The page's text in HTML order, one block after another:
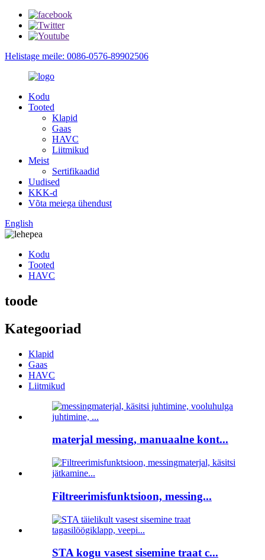
Helistage meile: 0086-0576-89902506
Kodu
Tooted
Klapid
Gaas
HAVC
Liitmikud
Meist
Sertifikaadid
Uudised
KKK-d
Võta meiega ühendust
English
Kodu
Tooted
HAVC
toode
Kategooriad
Klapid
Gaas
HAVC
Liitmikud
materjal messing, manuaalne kont...
Filtreerimisfunktsioon, messing...
STA kogu vasest sisemine traat c...